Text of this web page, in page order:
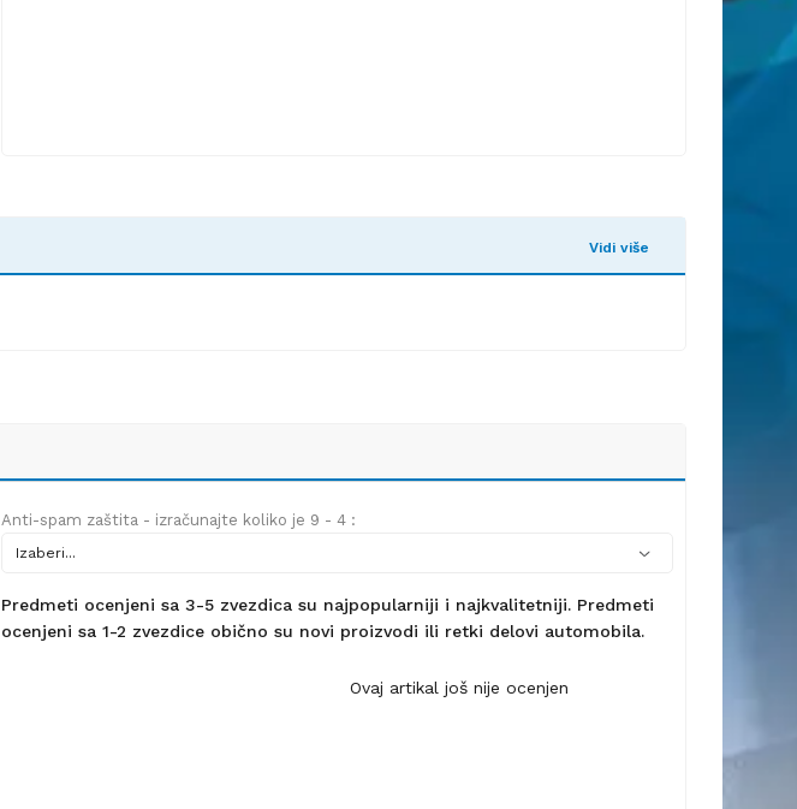
Vidi više
Anti-spam zaštita - izračunajte koliko je 9 - 4 :
Predmeti ocenjeni sa 3-5 zvezdica su najpopularniji i najkvalitetniji. Predmeti
ocenjeni sa 1-2 zvezdice obično su novi proizvodi ili retki delovi automobila.
Ovaj artikal još nije ocenjen